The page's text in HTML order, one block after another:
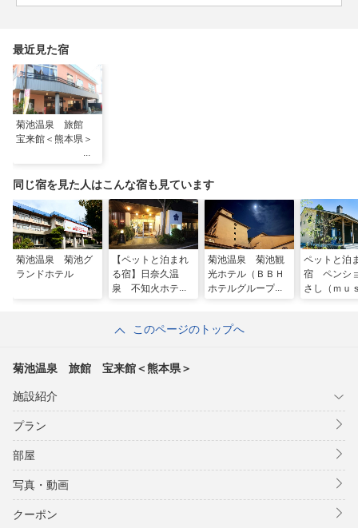
最近見た宿
菊池温泉 旅館
宝来館＜熊本県＞
同じ宿を見た人はこんな宿も見ています
菊池温泉 菊池グ
ランドホテル
【ペットと泊まれ
る宿】日奈久温
泉 不知火ホテル
菊池温泉 菊池観
光ホテル（ＢＢＨ
ホテルグループ）
ペットと泊
宿 ペンシ
さし（ｍｕ
このページのトップへ
菊池温泉 旅館 宝来館＜熊本県＞
施設紹介
プラン
部屋
写真・動画
クーポン